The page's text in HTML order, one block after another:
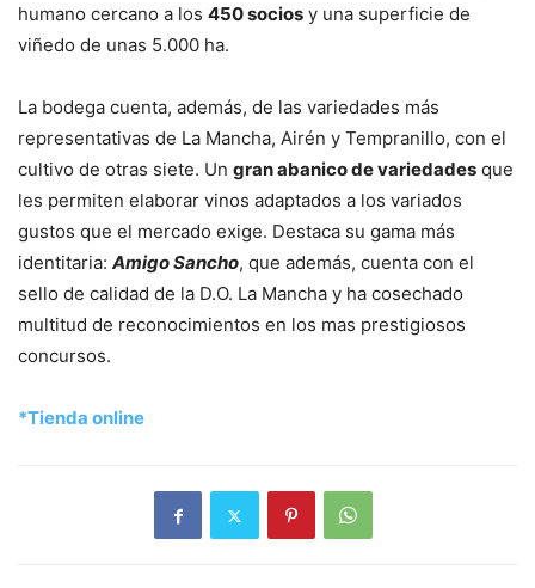
humano cercano a los 450 socios y una superficie de
viñedo de unas 5.000 ha.
La bodega cuenta, además, de las variedades más
representativas de La Mancha, Airén y Tempranillo, con el
cultivo de otras siete. Un gran abanico de variedades que
les permiten elaborar vinos adaptados a los variados
gustos que el mercado exige. Destaca su gama más
identitaria: Amigo Sancho, que además, cuenta con el
sello de calidad de la D.O. La Mancha y ha cosechado
multitud de reconocimientos en los mas prestigiosos
concursos.
*Tienda online